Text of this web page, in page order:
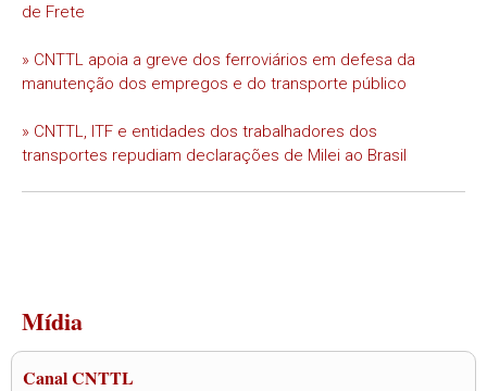
de Frete
» CNTTL apoia a greve dos ferroviários em defesa da
manutenção dos empregos e do transporte público
» CNTTL, ITF e entidades dos trabalhadores dos
transportes repudiam declarações de Milei ao Brasil
Mídia
Canal CNTTL